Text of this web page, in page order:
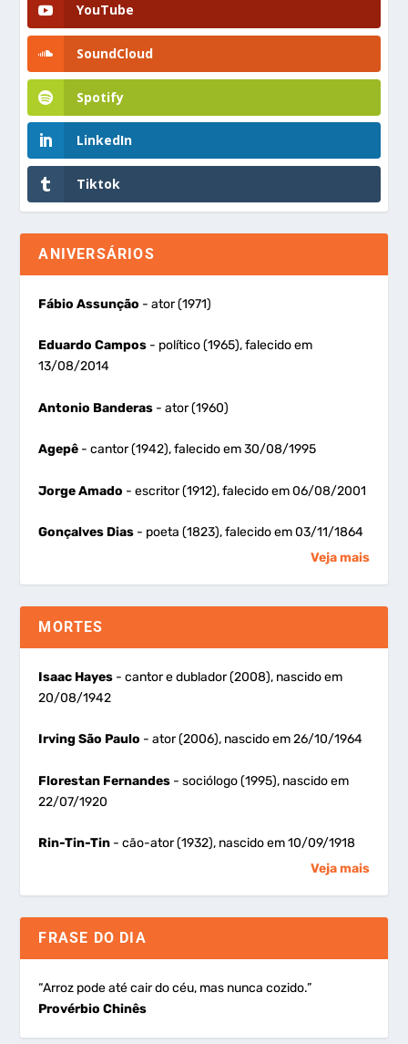
YouTube
SoundCloud
Spotify
LinkedIn
Tiktok
ANIVERSÁRIOS
Fábio Assunção - ator (1971)
Eduardo Campos - político (1965), falecido em
13/08/2014
Antonio Banderas - ator (1960)
Agepê - cantor (1942), falecido em 30/08/1995
Jorge Amado - escritor (1912), falecido em 06/08/2001
Gonçalves Dias - poeta (1823), falecido em 03/11/1864
Veja mais
MORTES
Isaac Hayes - cantor e dublador (2008), nascido em
20/08/1942
Irving São Paulo - ator (2006), nascido em 26/10/1964
Florestan Fernandes - sociólogo (1995), nascido em
22/07/1920
Rin-Tin-Tin - cão-ator (1932), nascido em 10/09/1918
Veja mais
FRASE DO DIA
“Arroz pode até cair do céu, mas nunca cozido.”
Provérbio Chinês